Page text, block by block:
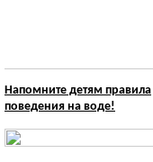
Напомните детям правила
поведения на воде!